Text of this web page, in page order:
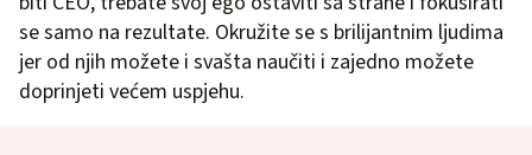
se samo na rezultate. Okružite se s brilijantnim ljudima
jer od njih možete i svašta naučiti i zajedno možete
doprinjeti većem uspjehu.